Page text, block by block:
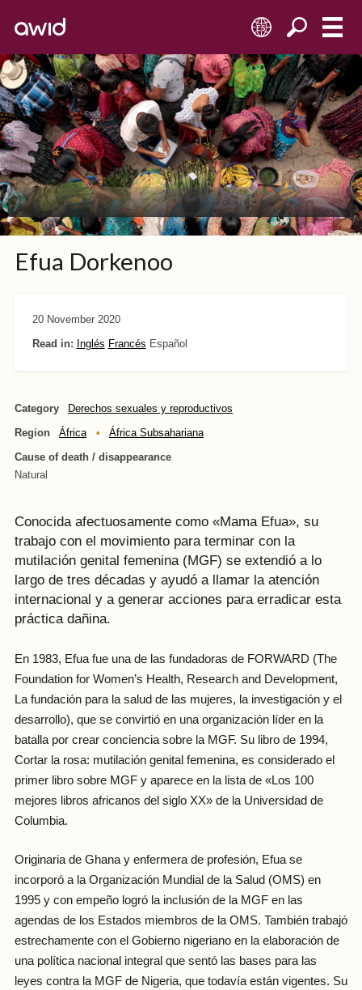
ES
Efua Dorkenoo
20 November 2020
Read in: Inglés Francés Español
Category Derechos sexuales y reproductivos
Region África África Subsahariana
Cause of death / disappearance
Natural
Conocida afectuosamente como «Mama Efua», su
trabajo con el movimiento para terminar con la
mutilación genital femenina (MGF) se extendió a lo
largo de tres décadas y ayudó a llamar la atención
internacional y a generar acciones para erradicar esta
práctica dañina.
En 1983, Efua fue una de las fundadoras de FORWARD (The
Foundation for Women’s Health, Research and Development,
La fundación para la salud de las mujeres, la investigación y el
desarrollo), que se convirtió en una organización líder en la
batalla por crear conciencia sobre la MGF. Su libro de 1994,
Cortar la rosa: mutilación genital femenina, es considerado el
primer libro sobre MGF y aparece en la lista de «Los 100
mejores libros africanos del siglo XX» de la Universidad de
Columbia.
Originaria de Ghana y enfermera de profesión, Efua se
incorporó a la Organización Mundial de la Salud (OMS) en
1995 y con empeño logró la inclusión de la MGF en las
agendas de los Estados miembros de la OMS. También trabajó
estrechamente con el Gobierno nigeriano en la elaboración de
una política nacional integral que sentó las bases para las
leyes contra la MGF de Nigeria, que todavía están vigentes. Su